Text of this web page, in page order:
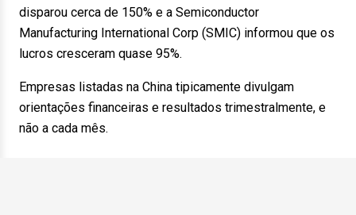
disparou cerca de 150% e a Semiconductor
Manufacturing International Corp (SMIC) informou que os
lucros cresceram quase 95%.
Empresas listadas na China tipicamente divulgam
orientações financeiras e resultados trimestralmente, e
não a cada mês.